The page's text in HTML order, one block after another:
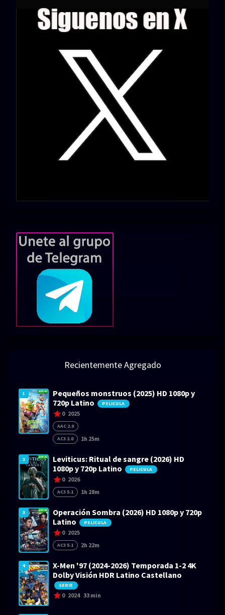
Recientemente Agregado
1
Pequeños monstruos (2025) HD 1080p y
720p Latino
PELICULA
0 2025
AAC 2.0
AC3 2.0
1h 25m
2
Leviticus: Ritual de sangre (2026) HD
1080p y 720p Latino
PELICULA
0 2026
AC3 5.1 1h 28m
3
Operación Sombra (2026) HD 1080p y 720p
Latino
PELICULA
0 2025
AC3 5.1 2h 22m
4
X-Men '97 (2024-2026) Temporada 1-2 4K
Dolby Visión HDR Latino Castellano
SERIE
0 2024 33 min